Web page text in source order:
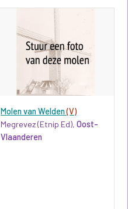
Molen van Welden(V)
Megrevez (Etnip Ed),Oost-
Vlaanderen